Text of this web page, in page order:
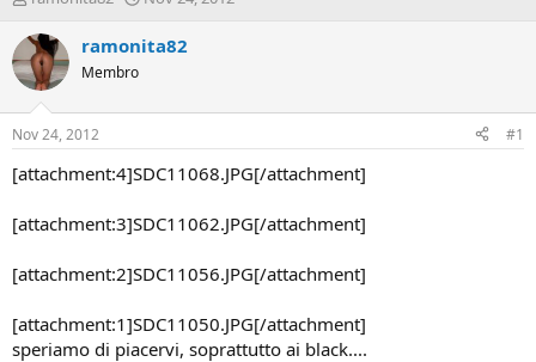
r
e
a
d
t
a
e
a
t
e
ramonita82
Membro
Nov 24, 2012 #1
[attachment:4]SDC11068.JPG[/attachment]
[attachment:3]SDC11062.JPG[/attachment]
[attachment:2]SDC11056.JPG[/attachment]
[attachment:1]SDC11050.JPG[/attachment]
speriamo di piacervi, soprattutto ai black....